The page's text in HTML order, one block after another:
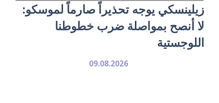
زيلينسكي يوجه تحذيراً صارماً لموسكو:
لا أنصح بمواصلة ضرب خطوطنا
اللوجستية
09.08.2026